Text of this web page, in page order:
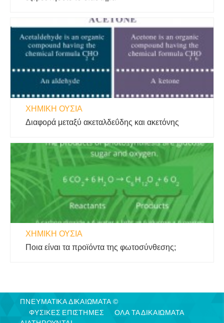
ΧΗΜΙΚΉ ΟΥΣΊΑ
Διαφορά μεταξύ ακεταλδεΰδης και ακετόνης
ΧΗΜΙΚΉ ΟΥΣΊΑ
Ποια είναι τα προϊόντα της φωτοσύνθεσης;
ΠΝΕΥΜΑΤΙΚΑ ΔΙΚΑΙΩΜΑΤΑ ©
ΦΥΣΙΚΈΣ ΕΠΙΣΤΉΜΕΣ
ΟΛΑ ΤΑ ΔΙΚΑΙΩΜΑΤΑ